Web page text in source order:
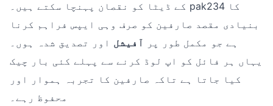
کے ڈیٹا کو نقصان پہنچا سکتے ہیں۔ pak234 کا
بنیادی مقصد صارفین کو صرف وہی ایپس فراہم کرنا
ہے جو مکمل طور پر آفیشل اور تصدیق شدہ ہوں۔
یہاں ہر فائل کو اپ لوڈ کرنے سے پہلے کئی بار چیک
کیا جاتا ہے تاکہ صارفین کا تجربہ ہموار اور
محفوظ رہے۔